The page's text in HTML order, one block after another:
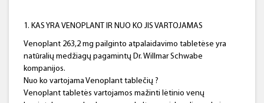
1. KAS YRA VENOPLANT IR NUO KO JIS VARTOJAMAS
Venoplant 263,2 mg pailginto atpalaidavimo tabletėse yra
natūralių medžiagų pagamintų Dr. Willmar Schwabe
kompanijos.
Nuo ko vartojama Venoplant tablečių ?
Venoplant tabletės vartojamos mažinti lėtinio venų